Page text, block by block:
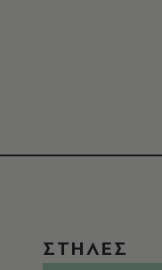
ΣΤΗΛΕΣ